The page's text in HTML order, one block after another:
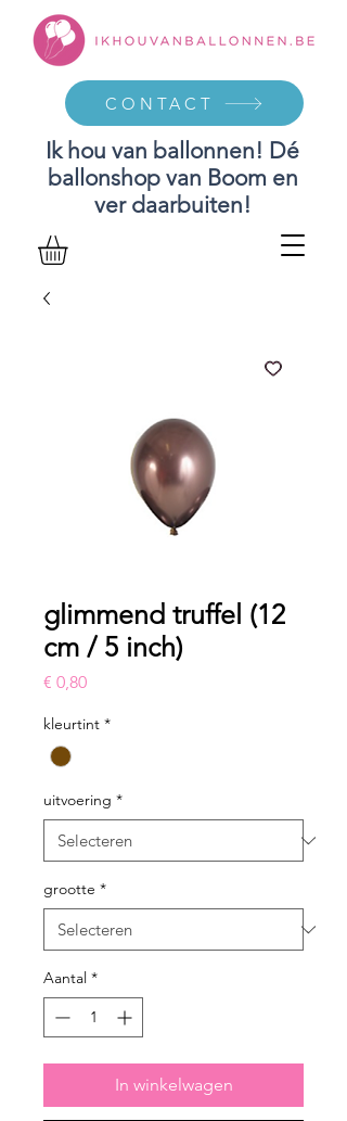
Ik hou van ballonnen! Dé
ballonshop van Boom en
ver daarbuiten!
CONTACT
glimmend truffel (12
cm / 5 inch)
€ 0,80Prijs
kleurtint *
uitvoering *
grootte *
Aantal *
In winkelwagen